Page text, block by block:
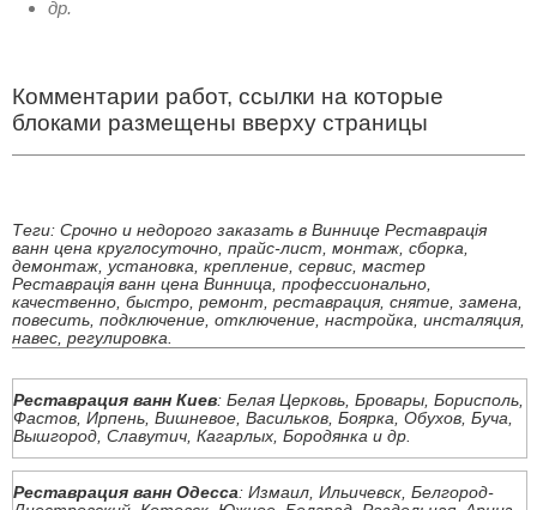
др.
Комментарии работ, ссылки на которые
блоками размещены вверху страницы
Теги: Срочно и недорого заказать в Виннице Реставрація
ванн цена круглосуточно, прайс-лист, монтаж, сборка,
демонтаж, установка, крепление, сервис, мастер
Реставрація ванн цена Винница, профессионально,
качественно, быстро, ремонт, реставрация, снятие, замена,
повесить, подключение, отключение, настройка, инсталяция,
навес, регулировка.
Реставрация ванн Киев: Белая Церковь, Бровары, Борисполь,
Фастов, Ирпень, Вишневое, Васильков, Боярка, Обухов, Буча,
Вышгород, Славутич, Кагарлых, Бородянка и др.
Реставрация ванн Одесса: Измаил, Ильичевск, Белгород-